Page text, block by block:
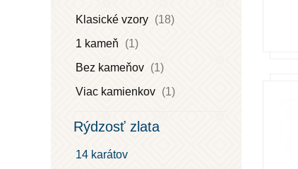
Klasické vzory (18)
1 kameň
(1)
Bez kameňov (1)
Viac kamienkov (1)
Rýdzosť zlata
14 karátov